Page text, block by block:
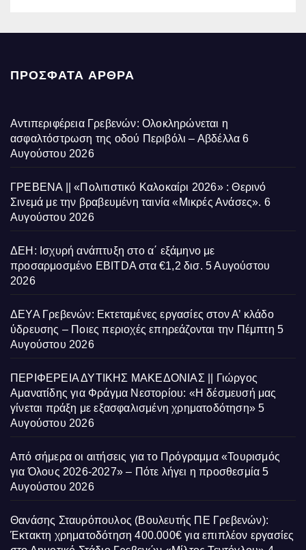
ΠΡΌΣΦΑΤΑ ΆΡΘΡΑ
Αντιπεριφέρεια Γρεβενών: Ολοκληρώνεται η
ασφαλτόστρωση της οδού Περιβόλι – Αβδέλλα 6
Αυγούστου 2026
ΓΡΕΒΕΝΑ || «Πολιτιστικό Καλοκαίρι 2026» : Θερινό
Σινεμά με την βραβευμένη ταινία «Μικρές Ανάσες». 6
Αυγούστου 2026
ΔΕΗ: Ισχυρή ανάπτυξη στο α΄ εξάμηνο με
προσαρμοσμένο EBITDA στα €1,2 δισ. 5 Αυγούστου
2026
ΔΕΥΑ Γρεβενών: Εκτεταμένες εργασίες στον Α’ κλάδο
ύδρευσης – Ποιες περιοχές επηρεάζονται την Πέμπτη 5
Αυγούστου 2026
ΠΕΡΙΦΕΡΕΙΑ ΔΥΤΙΚΗΣ ΜΑΚΕΔΟΝΙΑΣ || Γιώργος
Αμανατίδης για Φράγμα Νεστορίου: «Η δέσμευσή μας
γίνεται πράξη με εξασφαλισμένη χρηματοδότηση» 5
Αυγούστου 2026
Από σήμερα οι αιτήσεις για το Πρόγραμμα «Τουρισμός
για Όλους 2026-2027» – Πότε λήγει η προσθεσμία 5
Αυγούστου 2026
Θανάσης Σταυρόπουλος (Βουλευτής ΠΕ Γρεβενών):
Έκτακτη χρηματοδότηση 400.000€ για επιπλέον εργασίες